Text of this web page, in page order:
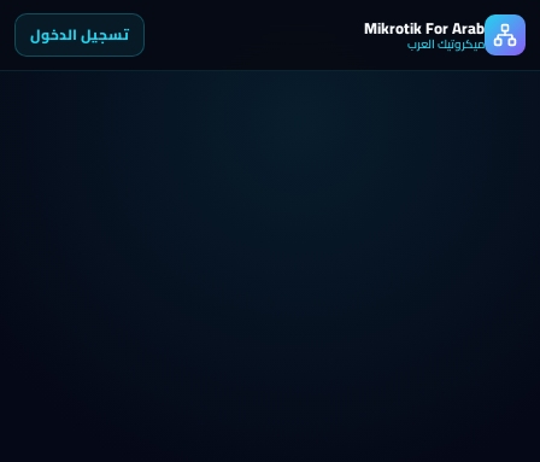
Mikrotik For Arab
ميكروتيك العرب تسجيل الدخول